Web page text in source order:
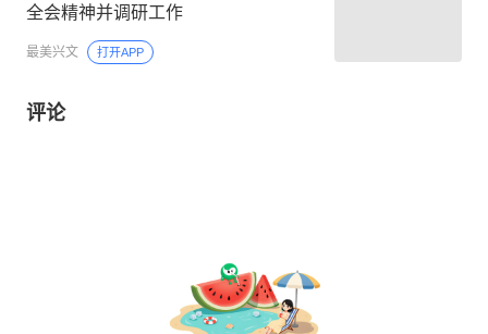
全会精神并调研工作
最美兴文 打开APP
评论